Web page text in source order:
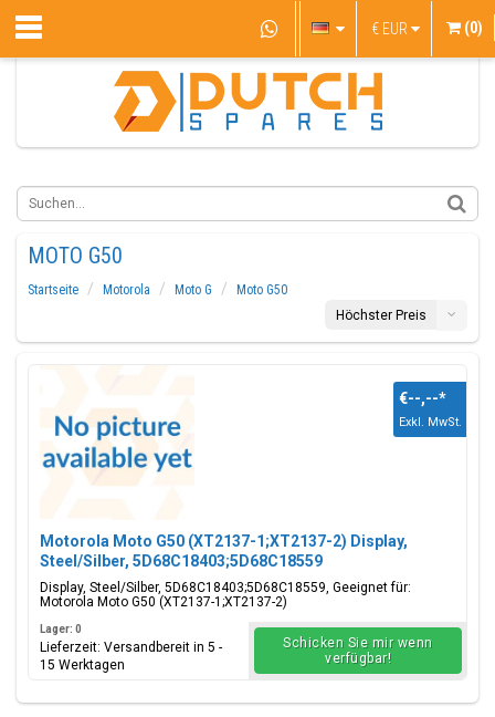
€ EUR (0)
MOTO G50
Startseite Motorola Moto G
Moto G50
Höchster Preis
Motorola Moto G50 (XT2137-1;XT2137-2) Display,
Steel/Silber, 5D68C18403;5D68C18559
Display, Steel/Silber, 5D68C18403;5D68C18559, Geeignet für:
Motorola Moto G50 (XT2137-1;XT2137-2)
€--,--*
Exkl. MwSt.
Lager: 0
Lieferzeit: Versandbereit in 5 -
15 Werktagen
Schicken Sie mir wenn
verfügbar!